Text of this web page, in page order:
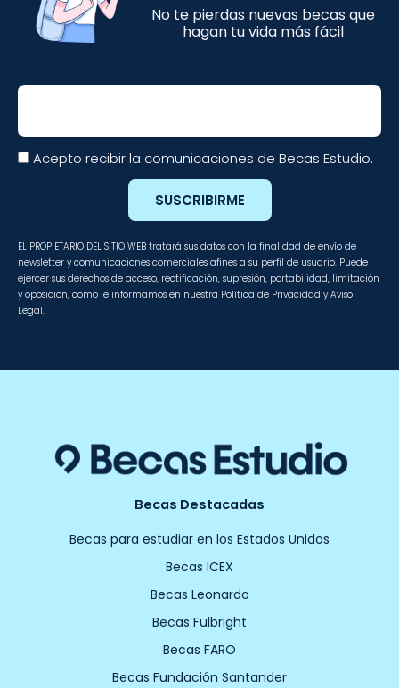
No te pierdas nuevas becas que
hagan tu vida más fácil
Email
Acepto recibir la comunicaciones de Becas Estudio.
SUSCRIBIRME
EL PROPIETARIO DEL SITIO WEB tratará sus datos con la finalidad de envío de
newsletter y comunicaciones comerciales afines a su perfil de usuario. Puede
ejercer sus derechos de acceso, rectificación, supresión, portabilidad, limitación
y oposición, como le informamos en nuestra Política de Privacidad y Aviso
Legal.
Becas Destacadas
Becas para estudiar en los Estados Unidos
Becas ICEX
Becas Leonardo
Becas Fulbright
Becas FARO
Becas Fundación Santander